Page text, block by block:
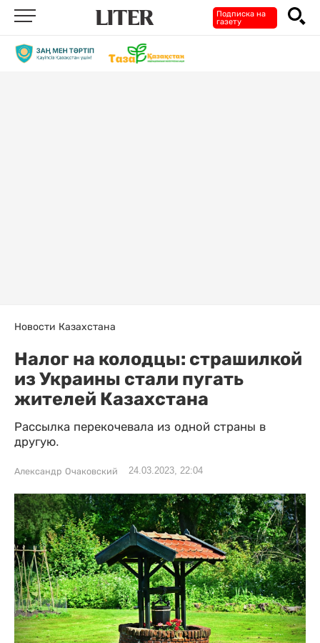
Подписка на
газету
Новости Казахстана
Налог на колодцы: страшилкой
из Украины стали пугать
жителей Казахстана
Рассылка перекочевала из одной страны в
другую.
Александр Очаковский 24.03.2023, 22:04